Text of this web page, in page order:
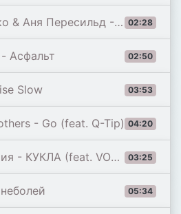
02:28
- Силуэт (из к/ф «Алиса в Стране Чудес»)
02:50
Асфальт
03:53
Slow
04:20
- Go (feat. Q-Tip)
03:25
VONAMOUR) [Remix 2026]
05:34